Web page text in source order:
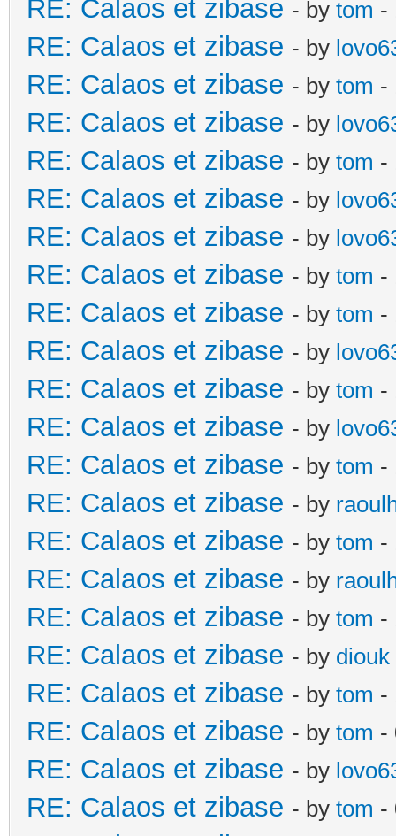
RE: Calaos et zibase - by tom -
RE: Calaos et zibase - by
RE: Calaos et zibase - by tom -
RE: Calaos et zibase - by
RE: Calaos et zibase - by tom -
RE: Calaos et zibase - by
RE: Calaos et zibase - by
RE: Calaos et zibase - by tom -
RE: Calaos et zibase - by tom -
RE: Calaos et zibase - by
RE: Calaos et zibase - by tom -
RE: Calaos et zibase - by
RE: Calaos et zibase - by tom -
RE: Calaos et zibase - by
RE: Calaos et zibase - by tom -
RE: Calaos et zibase - by
RE: Calaos et zibase - by tom -
RE: Calaos et zibase - by diouk
RE: Calaos et zibase - by tom -
RE: Calaos et zibase - by tom -
RE: Calaos et zibase - by
RE: Calaos et zibase - by tom -